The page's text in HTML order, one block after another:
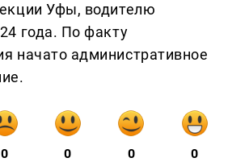
Уфы, водителю
года. По факту
начато административное
0 0 0 0